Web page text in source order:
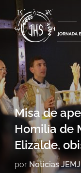
Misa de
Homilía de
Elizalde,
por Noticias JEMJ